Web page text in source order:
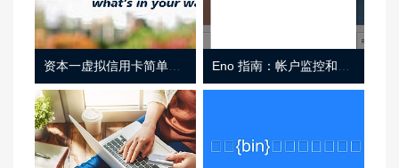
资本一虚拟信用卡简单介绍